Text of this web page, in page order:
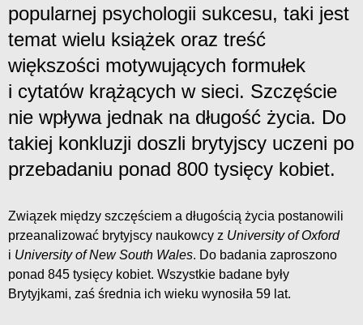
popularnej psychologii sukcesu, taki jest
temat wielu książek oraz treść
większości motywujących formułek
i cytatów krążących w sieci. Szczęście
nie wpływa jednak na długość życia. Do
takiej konkluzji doszli brytyjscy uczeni po
przebadaniu ponad 800 tysięcy kobiet.
Związek między szczęściem a długością życia postanowili
przeanalizować brytyjscy naukowcy z University of Oxford
i University of New South Wales. Do badania zaproszono
ponad 845 tysięcy kobiet. Wszystkie badane były
Brytyjkami, zaś średnia ich wieku wynosiła 59 lat.